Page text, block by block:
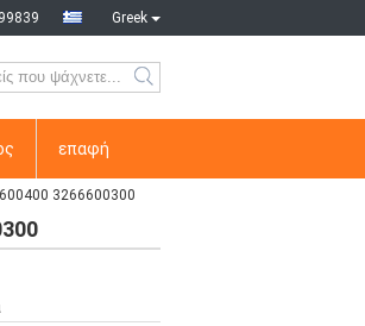
Greek
επαφή
3266600300